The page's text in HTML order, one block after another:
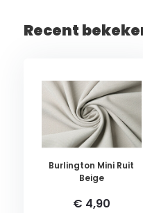
Recent
Burlington Mini Ruit
Beige
€ 4,90